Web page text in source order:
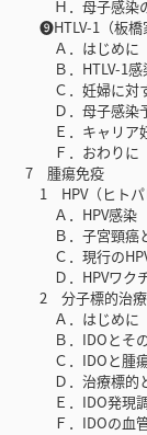
Ｈ．母子感染
❾HTLV-1（板橋
Ａ．はじめに
Ｂ．HTLV-1感
Ｃ．妊婦に対す
Ｄ．母子感染予
Ｅ．キャリア妊
Ｆ．おわりに
7 腫瘍免疫
1 HPV（ヒトパ
Ａ．HPV感染
Ｂ．子宮頸癌と
Ｃ．現行のHPV
Ｄ．HPVワクチ
2 分子標的治療
Ａ．はじめに
Ｂ．IDOとその
Ｃ．IDOと腫瘍
Ｄ．治療標的と
Ｅ．IDO発現調
Ｆ．IDOの血管